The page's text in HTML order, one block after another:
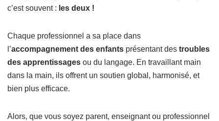
c’est souvent : les deux !
Chaque professionnel a sa place dans
l’accompagnement des enfants présentant des troubles
des apprentissages ou du langage. En travaillant main
dans la main, ils offrent un soutien global, harmonisé, et
bien plus efficace.
Alors, que vous soyez parent, enseignant ou professionnel